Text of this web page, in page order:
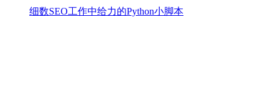
细数SEO工作中给力的Python小脚本